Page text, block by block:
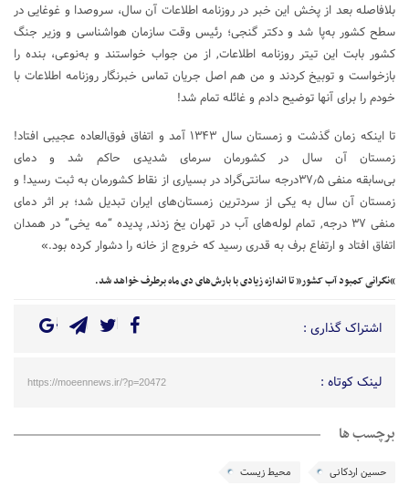
بلافاصله بعد از پخش این خبر در روزنامه اطلاعات آن سال، سروصدا و غوغایی در
سطح کشور به‌پا شد و دکتر گنجی؛ رئیس وقت سازمان هواشناسی و وزیر جنگ
کشور بابت این تیتر روزنامه اطلاعات, از من جواب خواستند و به‌نوعی، بنده را
بازخواست و توبیخ کردند و من هم اصل جریان تماس خبرنگار روزنامه اطلاعات با
خودم را برای آنها توضیح دادم و غائله تمام شد!
تا اینکه زمان گذشت و زمستان سال ۱۳۴۳ آمد و اتفاق فوق‌العاده عجیبی افتاد!
زمستان آن سال در کشورمان سرمای شدیدی حاکم شد و دمای
بی‌سابقه منفی ۳۷٫۵درجه سانتی‌گراد در بسیاری از نقاط کشورمان به ثبت رسید! و
زمستان آن سال به یکی از سردترین زمستان‌های ایران تبدیل شد؛ بر اثر دمای
منفی ۳۷ درجه, تمام لوله‌های آب در تهران یخ زدند, پدیده “مه یخی” در همدان
اتفاق افتاد و ارتفاع برف به قدری رسید که خروج از خانه را دشوار کرده بود.»
“نگرانی کمبود آب کشور” تا اندازه زیادی با بارش‌های دی ماه برطرف خواهد شد.
اشتراک گذاری :
لینک کوتاه : https://moeennews.ir/?p=20472
برچسب ها
حسین اردکانی محیط زیست